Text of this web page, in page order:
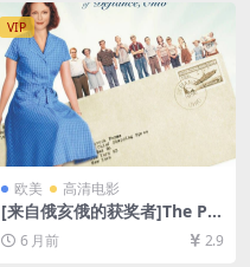
幕]
VIP
欧美 高清电影
[来自俄亥俄的获奖者]The Pri
ze Winner of Defiance, Ohi
o (2005)[百度网盘+夸克网盘1
6 月前 2.9